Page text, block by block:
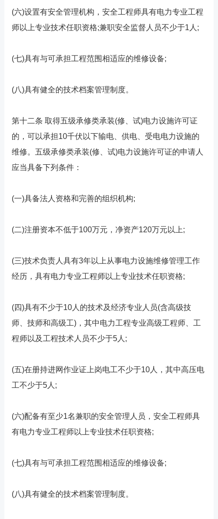
(六)设置有安全管理机构，安全工程师具有电力专业工程
师以上专业技术任职资格;兼职安全监督人员不少于1人;
(七)具有与可承担工程范围相适应的维修设备;
(八)具有健全的技术档案管理制度。
第十二条 取得五级承修类承装(修、试)电力设施许可证
的，可以承担10千伏以下输电、供电、受电电力设施的
维修。五级承修类承装(修、试)电力设施许可证的申请人
应当具备下列条件：
(一)具备法人资格和完善的组织机构;
(二)注册资本不低于100万元，净资产120万元以上;
(三)技术负责人具有3年以上从事电力设施维修管理工作
经历，具有电力专业工程师以上专业技术任职资格;
(四)具有不少于10人的技术及经济专业人员(含高级技
师、技师和高级工)，其中电力工程专业高级工程师、工
程师以及工程技术人员不少于5人;
(五)在册持进网作业证上岗电工不少于10人，其中高压电
工不少于5人;
(六)配备有至少1名兼职的安全管理人员，安全工程师具
有电力专业工程师以上专业技术任职资格;
(七)具有与可承担工程范围相适应的维修设备;
(八)具有健全的技术档案管理制度。